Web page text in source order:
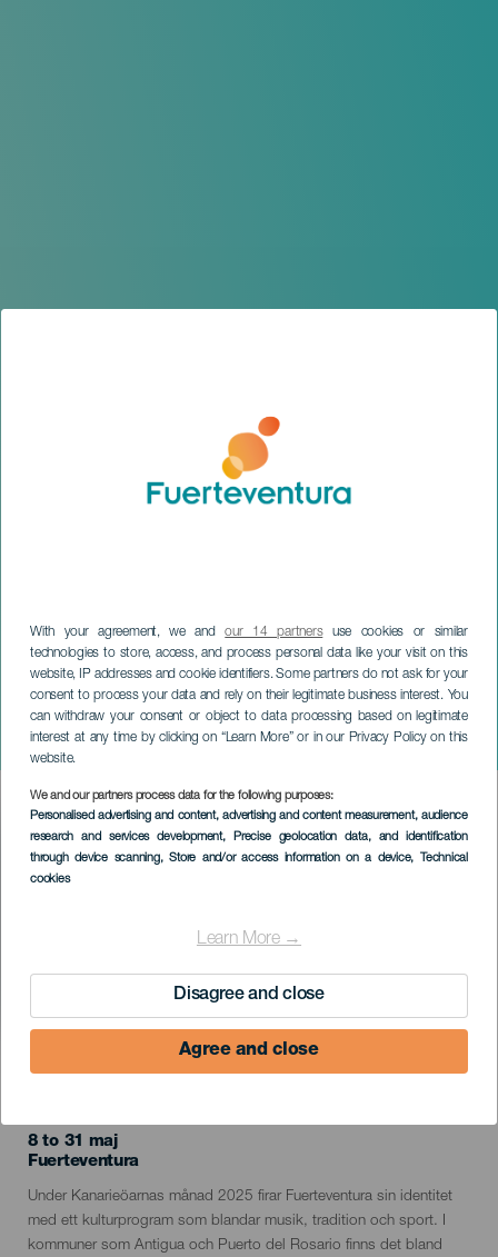
With your agreement, we andour 14 partnersuse cookies or similar
technologies to store, access, and process personal data like your visit on this
website, IP addresses and cookie identifiers. Some partners do not ask for your
consent to process your data and rely on their legitimate business interest. You
can withdraw your consent or object to data processing based on legitimate
interest at any time by clicking on “Learn More” or in our Privacy Policy on this
website.
We and our partners process data for the following purposes:
Personalised advertising and content, advertising and content measurement, audience
research and services development, Precise geolocation data, and identification
through device scanning, Store and/or access information on a device, Technical
cookies
Learn More →
Disagree and close
Agree and close
Stolta över vilka vi är
Festivalen
FUERTEVENTURA
Imagen
Listado
EVENEMANGET HÅLLS
8 to 31 maj
Islas
Fuerteventura
Descripción
del
evento
Under Kanarieöarnas månad 2025 firar Fuerteventura sin identitet
med ett kulturprogram som blandar musik, tradition och sport. I
kommuner som Antigua och Puerto del Rosario finns det bland